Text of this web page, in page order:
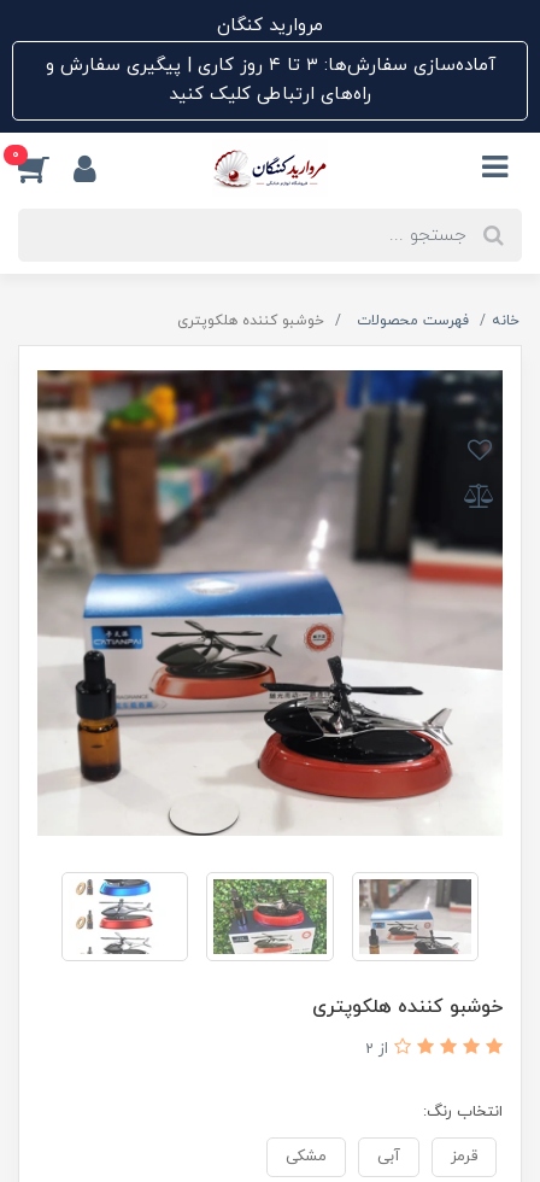
مروارید کنگان
آماده‌سازی سفارش‌ها: ۳ تا ۴ روز کاری | پیگیری سفارش و
راه‌های ارتباطی کلیک کنید
0
خانه فهرست محصولات خوشبو کننده هلکوپتری
خوشبو کننده هلکوپتری
از 2
انتخاب رنگ:
قرمز آبی مشکی